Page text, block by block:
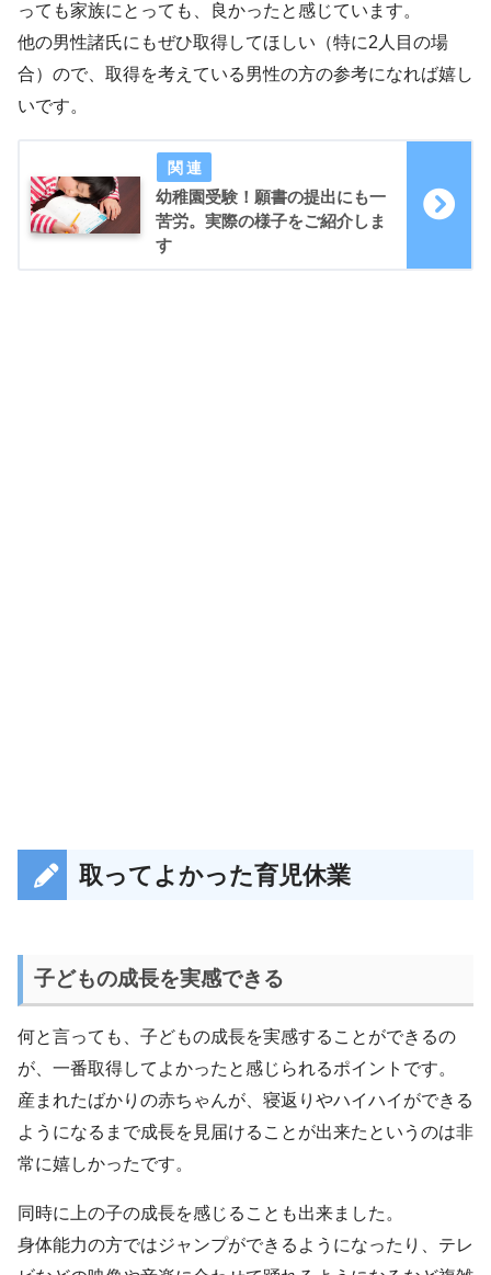
っても家族にとっても、良かったと感じています。
他の男性諸氏にもぜひ取得してほしい（特に2人目の場
合）ので、取得を考えている男性の方の参考になれば嬉し
いです。
幼稚園受験！願書の提出にも一
苦労。実際の様子をご紹介しま
す
取ってよかった育児休業
子どもの成長を実感できる
何と言っても、子どもの成長を実感することができるの
が、一番取得してよかったと感じられるポイントです。
産まれたばかりの赤ちゃんが、寝返りやハイハイができる
ようになるまで成長を見届けることが出来たというのは非
常に嬉しかったです。
同時に上の子の成長を感じることも出来ました。
身体能力の方ではジャンプができるようになったり、テレ